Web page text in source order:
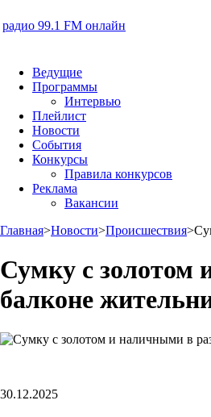
радио 99.1 FM онлайн
Ведущие
Программы
Интервью
Плейлист
Новости
События
Конкурсы
Правила конкурсов
Реклама
Вакансии
Главная>Новости>Происшествия>
Сумку с золотом
балконе
30.12.2025